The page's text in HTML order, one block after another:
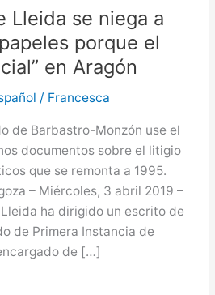
Lleida se niega a
porque el
en Aragón
/ Francesca
de Barbastro-Monzón use el
documentos sobre el litigio
que se remonta a 1995.
– Miércoles, 3 abril 2019 –
ha dirigido un escrito de
de Primera Instancia de
de […]